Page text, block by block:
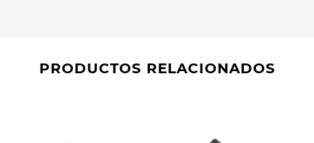
PRODUCTOS RELACIONADOS